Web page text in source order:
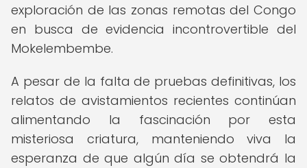
exploración de las zonas remotas del Congo
en busca de evidencia incontrovertible del
Mokelembembe.
A pesar de la falta de pruebas definitivas, los
relatos de avistamientos recientes continúan
alimentando la fascinación por esta
misteriosa criatura, manteniendo viva la
esperanza de que algún día se obtendrá la